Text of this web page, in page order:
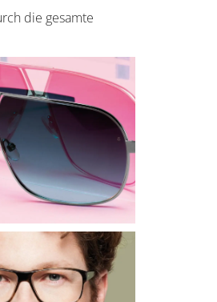
die gesamte